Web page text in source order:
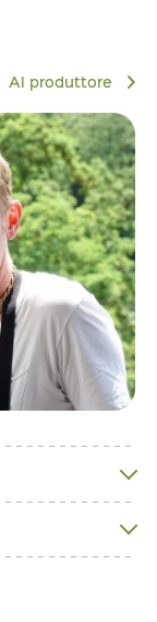
Al produttore